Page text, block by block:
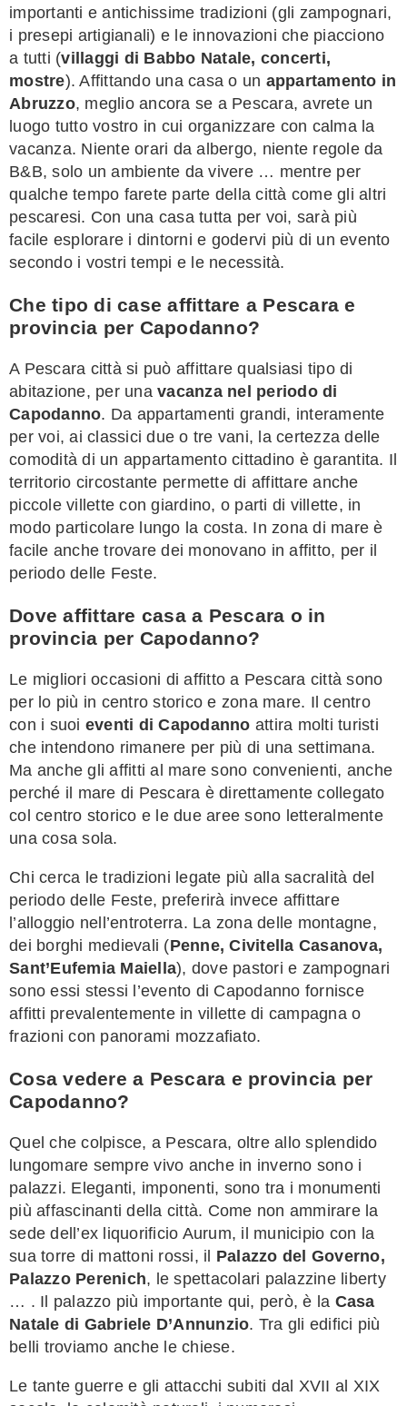
importanti e antichissime tradizioni (gli zampognari,
i presepi artigianali) e le innovazioni che piacciono
a tutti (villaggi di Babbo Natale, concerti,
mostre). Affittando una casa o un appartamento in
Abruzzo, meglio ancora se a Pescara, avrete un
luogo tutto vostro in cui organizzare con calma la
vacanza. Niente orari da albergo, niente regole da
B&B, solo un ambiente da vivere … mentre per
qualche tempo farete parte della città come gli altri
pescaresi. Con una casa tutta per voi, sarà più
facile esplorare i dintorni e godervi più di un evento
secondo i vostri tempi e le necessità.
Che tipo di case affittare a Pescara e
provincia per Capodanno?
A Pescara città si può affittare qualsiasi tipo di
abitazione, per una vacanza nel periodo di
Capodanno. Da appartamenti grandi, interamente
per voi, ai classici due o tre vani, la certezza delle
comodità di un appartamento cittadino è garantita. Il
territorio circostante permette di affittare anche
piccole villette con giardino, o parti di villette, in
modo particolare lungo la costa. In zona di mare è
facile anche trovare dei monovano in affitto, per il
periodo delle Feste.
Dove affittare casa a Pescara o in
provincia per Capodanno?
Le migliori occasioni di affitto a Pescara città sono
per lo più in centro storico e zona mare. Il centro
con i suoi eventi di Capodanno attira molti turisti
che intendono rimanere per più di una settimana.
Ma anche gli affitti al mare sono convenienti, anche
perché il mare di Pescara è direttamente collegato
col centro storico e le due aree sono letteralmente
una cosa sola.
Chi cerca le tradizioni legate più alla sacralità del
periodo delle Feste, preferirà invece affittare
l’alloggio nell’entroterra. La zona delle montagne,
dei borghi medievali (Penne, Civitella Casanova,
Sant’Eufemia Maiella), dove pastori e zampognari
sono essi stessi l’evento di Capodanno fornisce
affitti prevalentemente in villette di campagna o
frazioni con panorami mozzafiato.
Cosa vedere a Pescara e provincia per
Capodanno?
Quel che colpisce, a Pescara, oltre allo splendido
lungomare sempre vivo anche in inverno sono i
palazzi. Eleganti, imponenti, sono tra i monumenti
più affascinanti della città. Come non ammirare la
sede dell’ex liquorificio Aurum, il municipio con la
sua torre di mattoni rossi, il Palazzo del Governo,
Palazzo Perenich, le spettacolari palazzine liberty
… . Il palazzo più importante qui, però, è la Casa
Natale di Gabriele D’Annunzio. Tra gli edifici più
belli troviamo anche le chiese.
Le tante guerre e gli attacchi subiti dal XVII al XIX